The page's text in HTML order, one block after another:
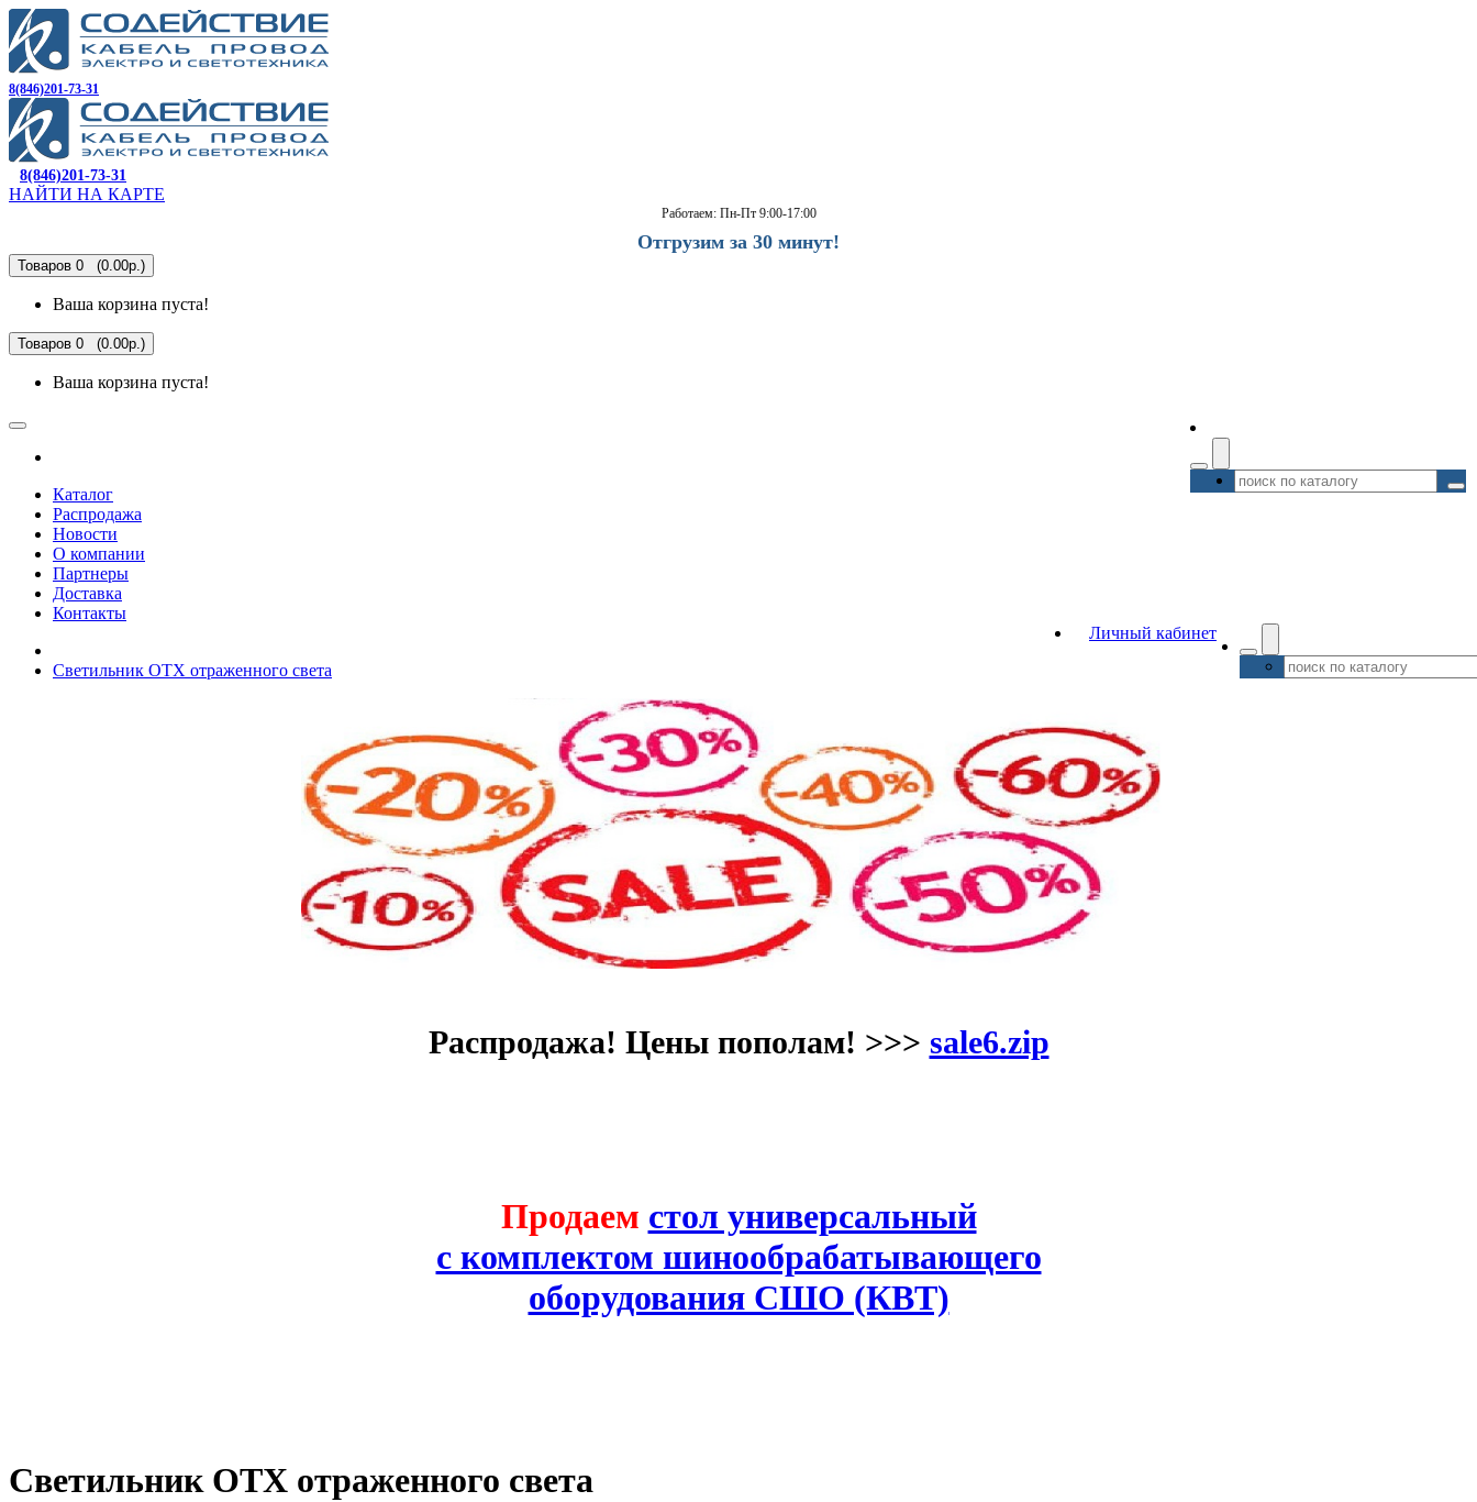
8(846)201-73-31
8(846)201-73-31
НАЙТИ НА КАРТЕ
Работаем: Пн-Пт 9:00-17:00
Отгрузим за 30 минут!
Товаров 0 (0.00р.)
Ваша корзина пуста!
Товаров 0 (0.00р.)
Ваша корзина пуста!
Каталог
Распродажа
Новости
О компании
Партнеры
Доставка
Контакты
Личный кабинет
Светильник OTX отраженного света
Распродажа! Цены пополам! >>> sale6.zip
Продаем стол универсальный
с комплектом шинообрабатывающего
оборудования СШО (КВТ)
Светильник OTX отраженного света